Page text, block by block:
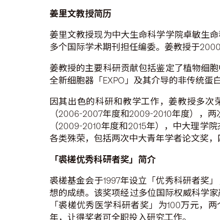
姜里文教授简历
姜里文教授现为中大生命科学学院卓敏生
多个国际学术期刊担任编委。姜教授于
姜教授的主要科研贡献包括鉴定了植物细
全新细胞器「EXPO」及其介导的非传统
因其出色的科研和教学工作，姜教授多
（2006-2007年度和2009-2010年度），
（2009-2010年度和2015年），中大理学
各类殊荣，包括两次中大青年学者论文奖
「裘槎优秀科研者奖」简介
裘槎基金会于1997年设立「优秀科研者奖
想的成绩。该奖项经过多位国际权威科学
「裘槎优秀医学科研者奖」为100万元，
年，让得奖者可全职投入研究工作。